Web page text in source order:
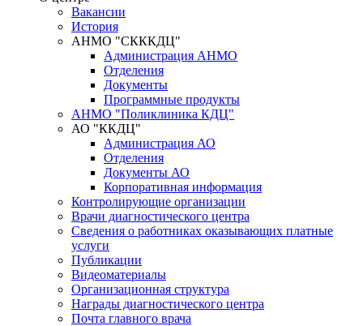
Вакансии
История
АНМО "СКККДЦ"
Администрация АНМО
Отделения
Документы
Программные продукты
АНМО "Поликлиника КДЦ"
АО "ККДЦ"
Администрация АО
Отделения
Документы АО
Корпоративная информация
Контролирующие организации
Врачи диагностического центра
Сведения о работниках оказывающих платные
услуги
Публикации
Видеоматериалы
Организационная структура
Награды диагностического центра
Почта главного врача